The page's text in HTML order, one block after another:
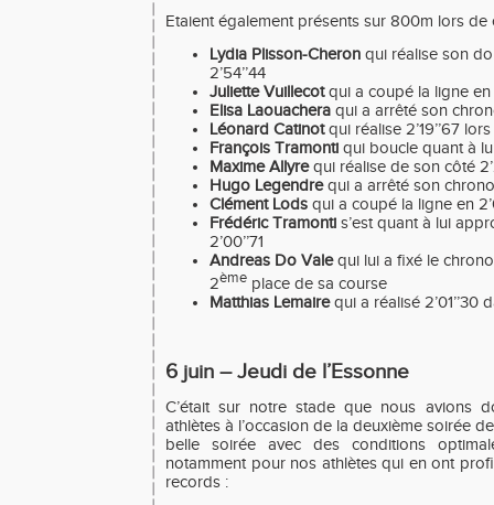
Etaient également présents sur 800m lors de
Lydia Plisson-Cheron qui réalise son
2’54’’44
Juliette Vuillecotqui a coupé la ligne en
Elisa Laouachera qui a arrêté son
Léonard Catinotqui réalise 2’19’’67
François Tramonti qui boucle quant à
Maxime Allyrequi réalise de son côté
Hugo Legendrequi a arrêté son chrono
Clément Lods qui a coupé la ligne en
Frédéric Tramonti s’est quant à lui
2’00’’71
Andreas Do Valequi lui a fixé le chrono
2ème place de sa course
Matthias Lemairequi a réalisé 2’01’’30
6 juin – Jeudi de l’Essonne
C’était sur notre stade que nous avions
athlètes à l’occasion de la deuxième soirée
belle soirée avec des conditions
notamment pour nos athlètes qui en ont
records :